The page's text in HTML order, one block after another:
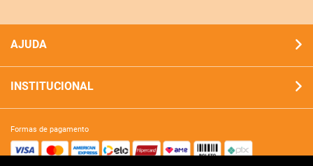
AJUDA
INSTITUCIONAL
formas de pagamento